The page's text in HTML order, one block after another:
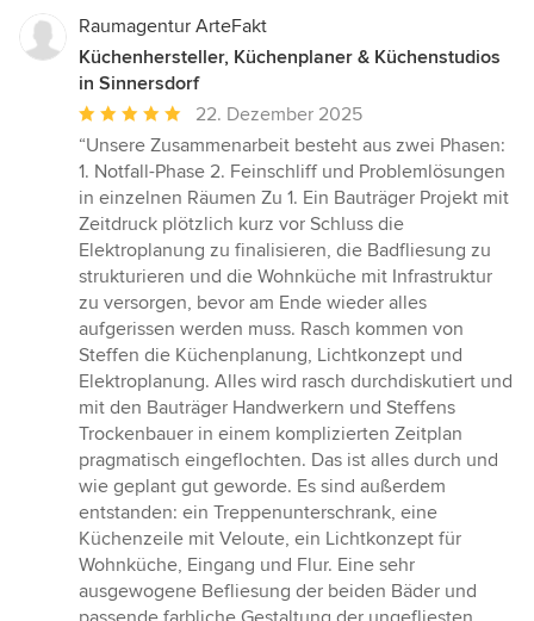
Raumagentur ArteFakt
Küchenhersteller, Küchenplaner & Küchenstudios
in Sinnersdorf
Durchschnittliche
Bewertung:
5
von
5
Sternen
22. Dezember 2025
“Unsere Zusammenarbeit besteht aus zwei Phasen:
1. Notfall-Phase 2. Feinschliff und Problemlösungen
in einzelnen Räumen Zu 1. Ein Bauträger Projekt mit
Zeitdruck plötzlich kurz vor Schluss die
Elektroplanung zu finalisieren, die Badfliesung zu
strukturieren und die Wohnküche mit Infrastruktur
zu versorgen, bevor am Ende wieder alles
aufgerissen werden muss. Rasch kommen von
Steffen die Küchenplanung, Lichtkonzept und
Elektroplanung. Alles wird rasch durchdiskutiert und
mit den Bauträger Handwerkern und Steffens
Trockenbauer in einem komplizierten Zeitplan
pragmatisch eingeflochten. Das ist alles durch und
wie geplant gut geworde. Es sind außerdem
entstanden: ein Treppenunterschrank, eine
Küchenzeile mit Veloute, ein Lichtkonzept für
Wohnküche, Eingang und Flur. Eine sehr
ausgewogene Befliesung der beiden Bäder und